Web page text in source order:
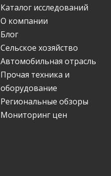
Каталог исследований
О компании
Блог
Сельское хозяйство
Автомобильная отрасль
Прочая техника и
оборудование
Региональные обзоры
Мониторинг цен